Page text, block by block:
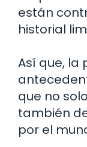
están
historial
Así que, la
que no
también
por el